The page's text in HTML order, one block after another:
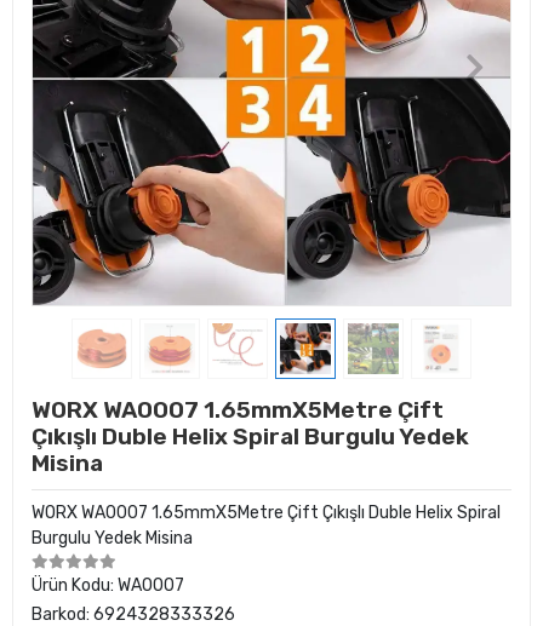
WORX WA0007 1.65mmX5Metre Çift
Çıkışlı Duble Helix Spiral Burgulu Yedek
Misina
WORX WA0007 1.65mmX5Metre Çift Çıkışlı Duble Helix Spiral
Burgulu Yedek Misina
Ürün Kodu: WA0007
Barkod: 6924328333326